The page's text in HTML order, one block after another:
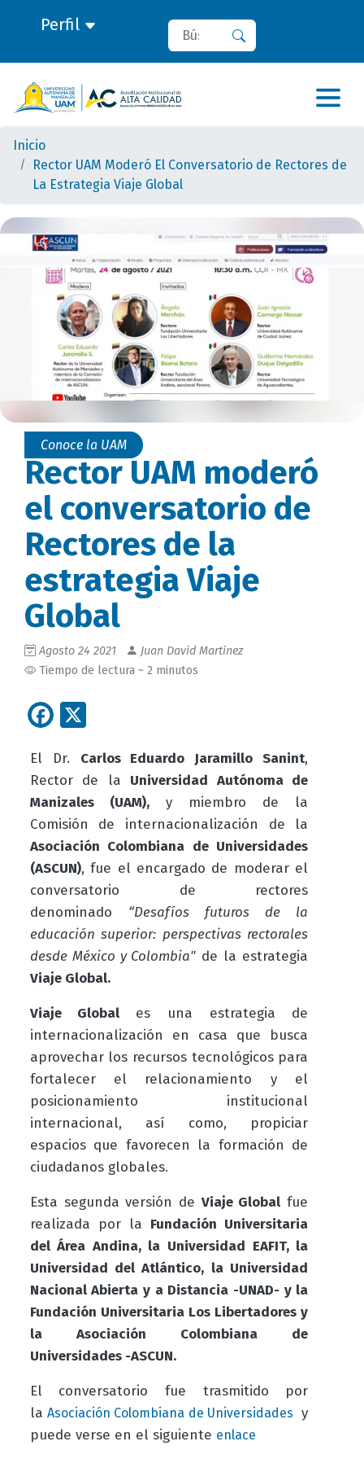
Perfil Buscar
Inicio
Rector UAM Moderó El Conversatorio de Rectores de
La Estrategia Viaje Global
Conoce la UAM
Rector UAM moderó
el conversatorio de
Rectores de la
estrategia Viaje
Global
Agosto 24 2021
Juan David Martinez
Tiempo de lectura ~ 2 minutos
Facebook
El Dr. Carlos Eduardo Jaramillo Sanint,
Rector de la Universidad Autónoma de
Manizales (UAM),y miembro de la
Comisión de internacionalización de la
Asociación Colombiana de Universidades
(ASCUN), fue el encargado de moderar el
conversatorio de rectores
denominado “Desafíos futuros de la
educación superior: perspectivas rectorales
desde México y Colombia" de la estrategia
Viaje Global.
Viaje Global es una estrategia de
internacionalización en casa que busca
aprovechar los recursos tecnológicos para
fortalecer el relacionamiento y el
posicionamiento institucional
internacional, así como, propiciar
espacios que favorecen la formación de
ciudadanos globales.
Esta segunda versión de Viaje Global fue
realizada por la Fundación Universitaria
del Área Andina, la Universidad EAFIT, la
Universidad del Atlántico, la Universidad
Nacional Abierta y a Distancia -UNAD- y la
Fundación Universitaria Los Libertadores y
la Asociación Colombiana de
Universidades -ASCUN.
El conversatorio fue trasmitido por
laAsociación Colombiana de Universidades y
puede verse en el siguiente enlace